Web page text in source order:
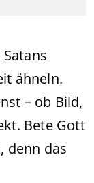
ähneln.
– ob Bild,
Bete Gott
denn das